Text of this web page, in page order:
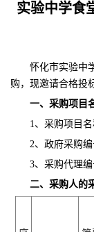
实验中学食
怀化市实验中
购，现邀请合格投
一、采购项目
1、采购项目名
2、政府采购编
3、采购代理编
二、采购人的